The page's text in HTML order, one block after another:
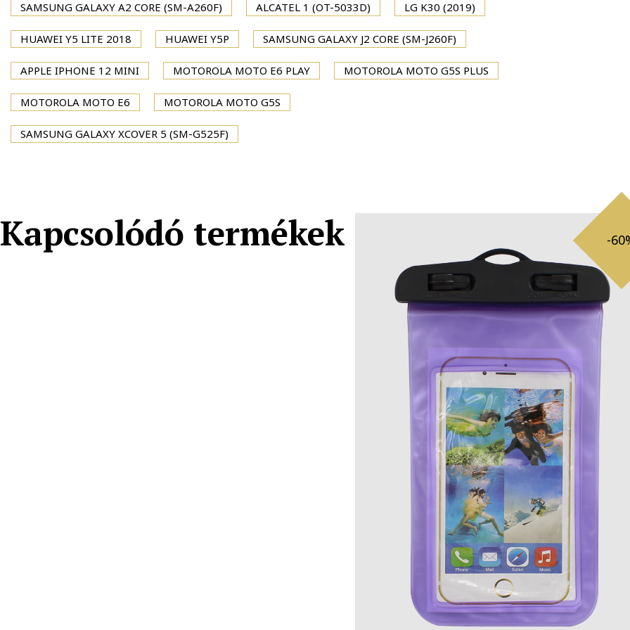
SAMSUNG GALAXY A2 CORE (SM-A260F) ALCATEL 1 (OT-5033D) LG K30 (2019)
HUAWEI Y5 LITE 2018 HUAWEI Y5P SAMSUNG GALAXY J2 CORE (SM-J260F)
APPLE IPHONE 12 MINI MOTOROLA MOTO E6 PLAY MOTOROLA MOTO G5S PLUS
MOTOROLA MOTO E6 MOTOROLA MOTO G5S
SAMSUNG GALAXY XCOVER 5 (SM-G525F)
Kapcsolódó termékek -